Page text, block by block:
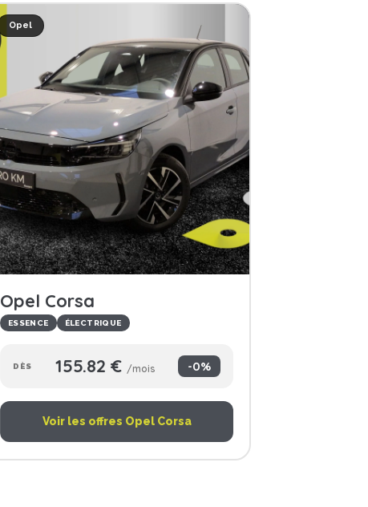
Opel
Opel Corsa
ESSENCE ÉLECTRIQUE
DÈS 155.82 € /mois -0%
Voir les offres Opel Corsa